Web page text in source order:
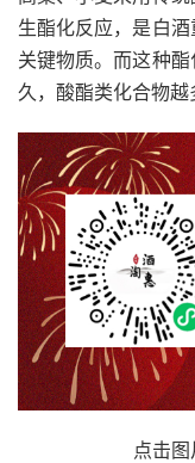
生酯化反应，是白
关键物质。而这种
久，酸酯类化合物越
点击